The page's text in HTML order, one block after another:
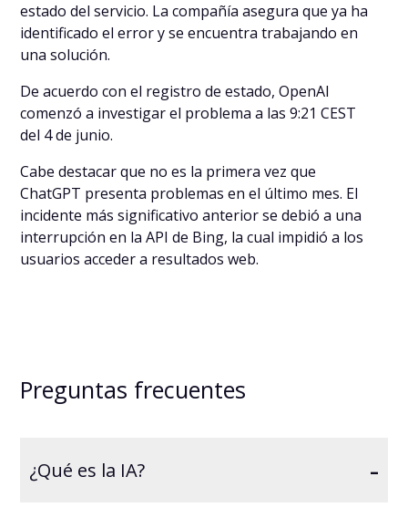
estado del servicio. La compañía asegura que ya ha
identificado el error y se encuentra trabajando en
una solución.
De acuerdo con el registro de estado, OpenAI
comenzó a investigar el problema a las 9:21 CEST
del 4 de junio.
Cabe destacar que no es la primera vez que
ChatGPT presenta problemas en el último mes. El
incidente más significativo anterior se debió a una
interrupción en la API de Bing, la cual impidió a los
usuarios acceder a resultados web.
Preguntas frecuentes
¿Qué es la IA? -